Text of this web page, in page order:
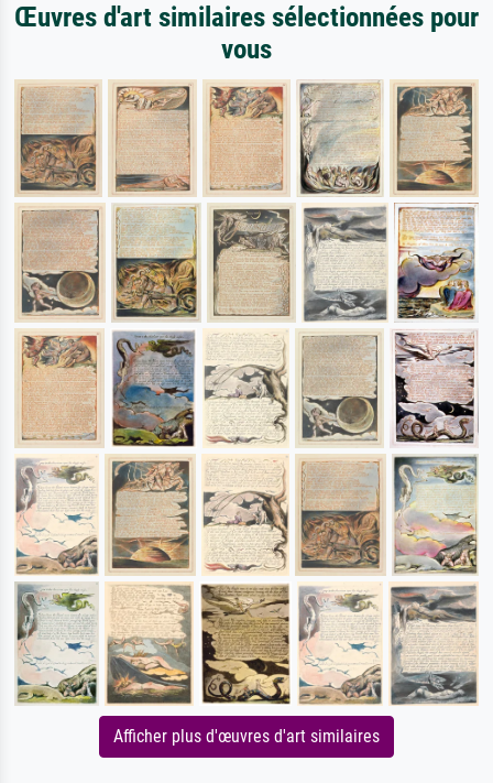
Œuvres d'art similaires sélectionnées pour
vous
Afficher plus d'œuvres d'art similaires